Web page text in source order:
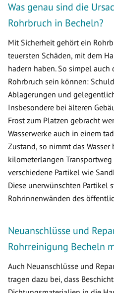
Was genau sind die
Rohrbruch in Becheln?
Mit Sicherheit gehört ein
teuersten Schäden, mit dem
hadern haben. So simpel auch
Rohrbruch sein können:
Ablagerungen und
Insbesondere bei älteren
Frost zum Platzen gebracht
Wasserwerke auch in einem
Zustand, so nimmt das Wasser
kilometerlangen
verschiedene Partikel wie
Diese unerwünschten Partikel
Rohrinnenwänden des
Neuanschlüsse und
Rohrreinigung Becheln
Auch Neuanschlüsse und
tragen dazu bei, dass